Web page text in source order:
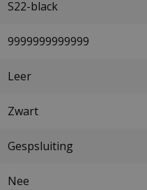
S22-black
9999999999999
Leer
Zwart
Gespsluiting
Nee